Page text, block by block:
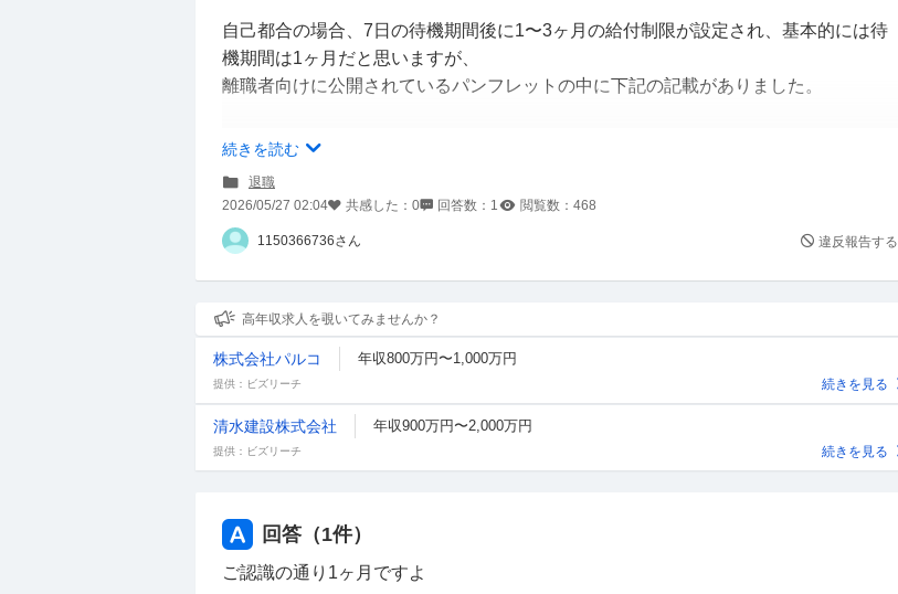
自己都合の場合、7日の待機期間後に1〜3ヶ月の給付制限が設定され、基本的には待
機期間は1ヶ月だと思いますが、
離職者向けに公開されているパンフレットの中に下記の記載がありました。
ーーーーーーーーーーーーーーーー
離職し受給資格決定を受けた場合または懲戒解雇された場合の給付制限期間は３ヵ月
となります。
ーーーーーーーーーーーーーーーー
これについて、2.3年前に1回自己都合での退職があり、そこでも失業保険の給付を受
けていました。
この「2回以上」というのは今回の分はカウントに含めないので、待機期間は1ヶ月と
いう認識でよろしいでしょうか？
文面的に含めないと読み取れるのですが、気になったので質問させていただきまし
た。
続きを読む
退職
2026/05/27 02:04
共感した： 0 回答数： 1 閲覧数： 468
1150366736さん 違反報告する
高年収求人を覗いてみませんか？
株式会社パルコ 年収800万円〜1,000万円
提供：ビズリーチ 続きを見る
清水建設株式会社 年収900万円〜2,000万円
提供：ビズリーチ 続きを見る
回答（1件）
ご認識の通り1ヶ月ですよ